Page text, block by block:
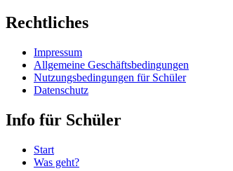
Rechtliches
Impressum
Allgemeine Geschäftsbedingungen
Nutzungsbedingungen für Schüler
Datenschutz
Info für Schüler
Start
Was geht?